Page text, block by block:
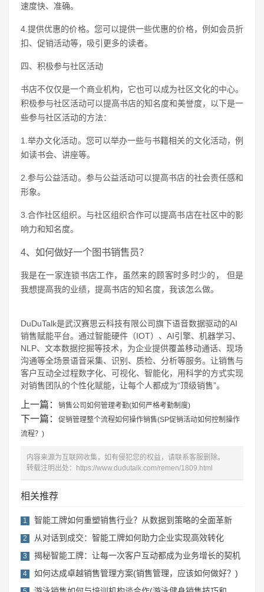
速度快、准确。
4.提供优惠的价格。您可以提供一些优惠的价格，例如会员折
扣、促销活动等，吸引更多的读者。
四、积极参与社区活动
书店不仅仅是一个商业机构，它也可以成为社区文化的中心。
积极参与社区活动可以提高书店的知名度和美誉度，以下是一
些参与社区活动的方法：
1.举办文化活动。您可以举办一些与书籍相关的文化活动，例
如读书会、讲座等。
2.参与公益活动。参与公益活动可以提高书店的社会责任感和
形象。
3.合作社区组织。与社区组织合作可以提高书店在社区中的影
响力和知名度。
4、如何做好一个图书销售员？
我是在一家连锁书店工作，虽然来的顾客时多时少的， 但是
我想提高我的业绩，提高书店的知名度，我该怎么做。
DuDuTalk是武汉赛思云科技有限公司旗下语音数据驱动的AI
销售赋能平台。通过智能硬件（IOT）、AI引擎、机器学习、
NLP、文本数据挖掘等技术，为企业提供覆盖移动通话、现场
沟通等全场景语音采集、识别、质检、分析等服务。让销售与
客户互动全过程数字化、可视化、智能化，用科学的方式实现
对销售团队的个性化赋能，让每个人都成为“顶级销售”。
上一篇： 销售公司如何管理考勤(如何严格考勤制度)
下一篇：
促销管理整个流程如何操作销售(SP促销活动如何控制操作
流程？)
内容来源为互联网收集，如有侵犯您的权益，请联系客服删除。
转载注明出处： https://www.dudutalk.com/remen/1809.html
相关推荐
1 智能工牌如何重塑销售行业？从数据到策略的全面革新
2 从对话到成交：智能工牌如何助力企业实现高效转化
3 揭秘智能工牌：让每一次客户互动都成为业务增长的契机
4 如何达成卓越销售管理方案(销售管理，应该如何做好？)